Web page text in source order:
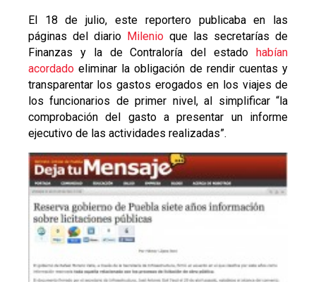
El 18 de julio, este reportero publicaba en las
páginas del diario Milenioque las secretarías de
Finanzas y la de Contraloría del estadohabían
acordadoeliminar la obligación de rendir cuentas y
transparentar los gastos erogados en los viajes de
los funcionarios de primer nivel, al simplificar “la
comprobación del gasto a presentar un informe
ejecutivo de las actividades realizadas”.